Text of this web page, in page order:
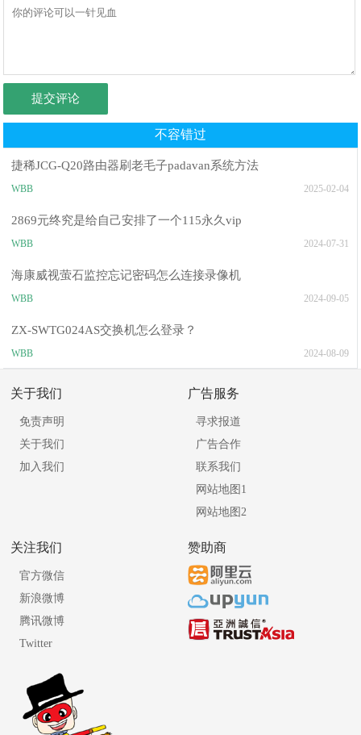
提交评论
不容错过
捷稀JCG-Q20路由器刷老毛子padavan系统方法
WBB 2025-02-04
2869元终究是给自己安排了一个115永久vip
WBB 2024-07-31
海康威视萤石监控忘记密码怎么连接录像机
WBB 2024-09-05
ZX-SWTG024AS交换机怎么登录？
WBB 2024-08-09
关于我们
免责声明
关于我们
加入我们
广告服务
寻求报道
广告合作
联系我们
网站地图1
网站地图2
关注我们
官方微信
新浪微博
腾讯微博
Twitter
赞助商